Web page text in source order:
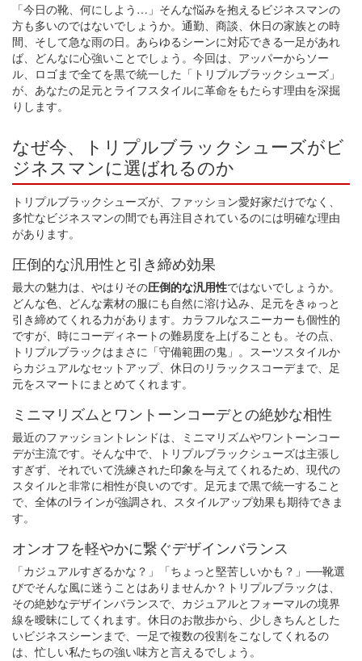
「今日の靴、何にしよう…」そんな悩みを抱えるビジネスマンの
方も多いのではないでしょうか。通勤、商談、休日の家族との時
間、そして急な雨の日。あらゆるシーンに対応できる一足があれ
ば、どんなに心強いことでしょう。今回は、アッパーからソー
ル、ロゴまで全てを黒で統一した「トリプルブラックシューズ」
が、あなたの足元とライフスタイルに革命をもたらす理由を深掘
りします。
なぜ今、トリプルブラックシューズがビ
ジネスマンに選ばれるのか
トリプルブラックシューズが、ファッション愛好家だけでなく、
多忙なビジネスマンの間でも再注目されているのには明確な理由
があります。
圧倒的な汎用性と引き締め効果
最大の魅力は、やはりその圧倒的な汎用性ではないでしょうか。
どんな色、どんな素材の服にも自然に溶け込み、足元をきゅっと
引き締めてくれる力があります。カラフルなスニーカーも個性的
ですが、時にコーディネートの難易度を上げることも。その点、
トリプルブラックはまさに「守備範囲の鬼」。スーツスタイルか
らカジュアルなセットアップ、休日のリラックスコーデまで、足
元をスマートにまとめてくれます。
ミニマリズムとワントーンコーデとの絶妙な相性
最近のファッショントレンドは、ミニマリズムやワントーンコー
デが主流です。そんな中で、トリプルブラックシューズは主張し
すぎず、それでいて洗練された印象を与えてくれるため、現代の
スタイルと非常に相性が良いのです。足元まで黒で統一すること
で、全体のIラインが強調され、スタイルアップ効果も期待できま
す。
オンオフを軽やかに繋ぐデザインバランス
「カジュアルすぎるかな？」「ちょっと堅苦しいかも？」──靴選
びでそんな風に迷うことはありませんか？トリプルブラックは、
その絶妙なデザインバランスで、カジュアルとフォーマルの境界
線を曖昧にしてくれます。休日のお散歩から、少しきちんとした
いビジネスシーンまで、一足で複数の役割をこなしてくれるの
は、忙しい私たちの強い味方と言えるでしょう。